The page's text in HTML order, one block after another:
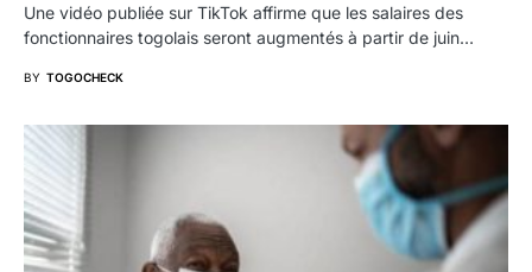
Une vidéo publiée sur TikTok affirme que les salaires des
fonctionnaires togolais seront augmentés à partir de juin…
BY TOGOCHECK